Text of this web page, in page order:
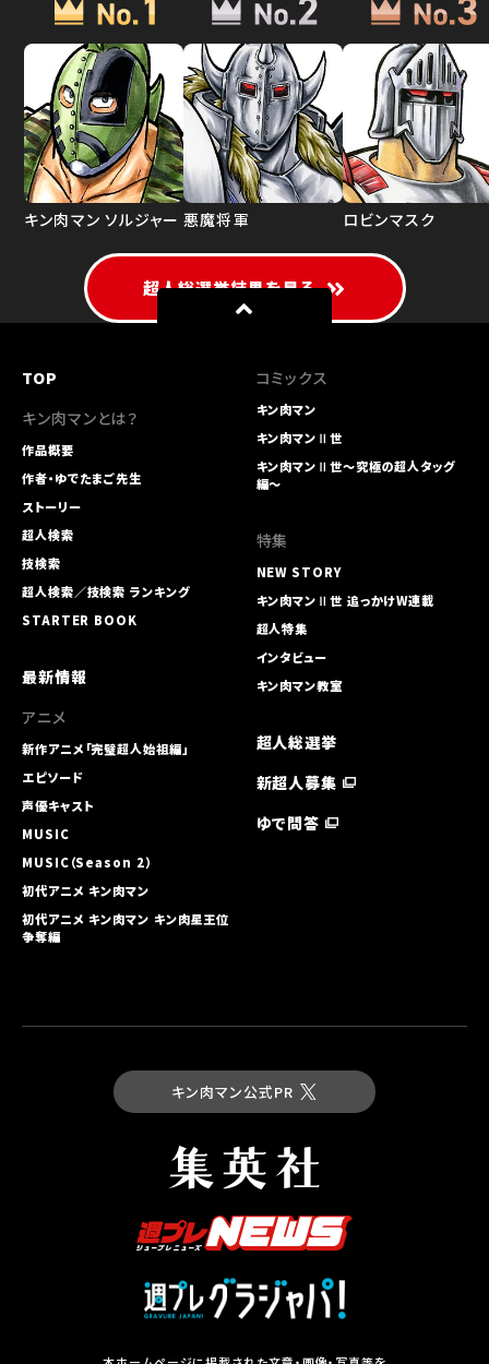
キン肉マン 第93巻
キン肉マン ソルジャー 悪魔将軍 ロビンマスク
超人総選挙結果を見る
TOP
キン肉マンとは？
作品概要
作者・ゆでたまご先生
ストーリー
超人検索
技検索
超人検索／技検索 ランキング
STARTER BOOK
最新情報
アニメ
新作アニメ「完璧超人始祖編」
エピソード
声優キャスト
MUSIC
MUSIC（Season 2）
初代アニメ キン⾁マン
初代アニメ キン⾁マン キン⾁星王位
争奪編
コミックス
キン肉マン
キン肉マンⅡ世
キン肉マンⅡ世～究極の超人タッグ
編～
特集
NEW STORY
キン肉マンⅡ世 追っかけW連載
超人特集
インタビュー
キン肉マン教室
超人総選挙
新超人募集
ゆで問答
キン肉マン公式PR